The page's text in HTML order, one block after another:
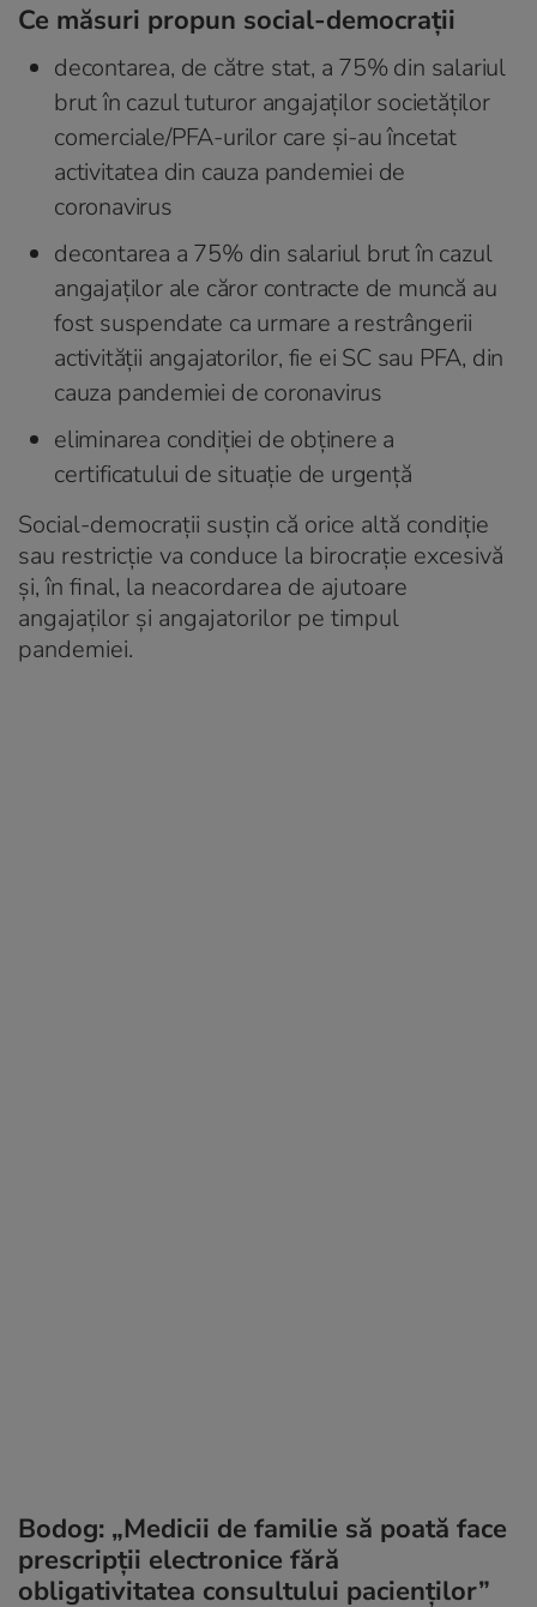
Ce măsuri propun social-democraţii
decontarea, de către stat, a 75% din salariul
brut în cazul tuturor angajaţilor societăţilor
comerciale/PFA-urilor care şi-au încetat
activitatea din cauza pandemiei de
coronavirus
decontarea a 75% din salariul brut în cazul
angajaţilor ale căror contracte de muncă au
fost suspendate ca urmare a restrângerii
activităţii angajatorilor, fie ei SC sau PFA, din
cauza pandemiei de coronavirus
eliminarea condiţiei de obţinere a
certificatului de situaţie de urgenţă
Social-democraţii susţin că orice altă condiţie
sau restricţie va conduce la birocraţie excesivă
şi, în final, la neacordarea de ajutoare
angajaţilor şi angajatorilor pe timpul
pandemiei.
Bodog: „Medicii de familie să poată face
prescripţii electronice fără
obligativitatea consultului pacienţilor”